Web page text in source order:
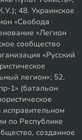
48. Украинское
«Свобода
«Легион
сообщество
«Русский
легион»; 52.
1» (батальон
по Республике
созданное